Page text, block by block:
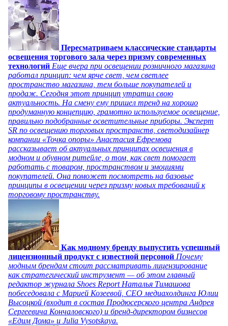
Пересматриваем классические стандарты
освещения торгового зала через призму современных
технологий Еще вчера при освещении розничного магазина
работал принцип: чем ярче свет, чем светлее
пространство магазина, тем больше покупателей и
продаж. Сегодня этот принцип утратил свою
актуальность. На смену ему пришел тренд на хорошо
продуманную концепцию, грамотно используемое освещение,
правильно подобранные осветительные приборы. Эксперт
SR по освещению торговых пространств, светодизайнер
компании «Точка опоры» Анастасия Ефремова
рассказывает об актуальных принципах освещения в
модном и обувном ритейле, о том, как свет помогает
работать с товаром, пространством и эмоциями
покупателей. Она поможет посмотреть на базовые
принципы в освещении через призму новых требований к
торговому пространству.
Как модному бренду выпустить успешный
лицензионный продукт с известной персоной Почему
модным брендам стоит рассматривать лицензирование
как стратегический инструмент — об этом главный
редактор журнала Shoes Report Наталья Тимашова
побеседовала с Марией Козеевой, СЕО медиахолдинга Юлии
Высоцкой (входит в состав Продюсерского центра Андрея
Сергеевича Кончаловского) и бренд-директором бизнесов
«Едим Дома» и Julia Vysotskaya.